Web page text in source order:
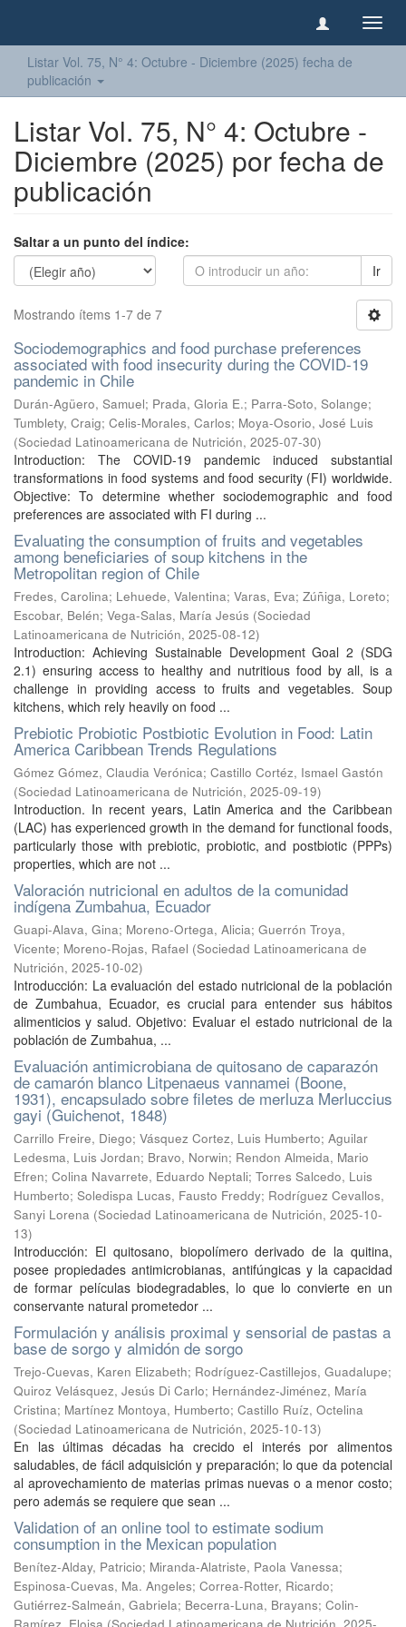
Listar Vol. 75, N° 4: Octubre - Diciembre (2025) fecha de
publicación
Listar Vol. 75, N° 4: Octubre -
Diciembre (2025) por fecha de
publicación
Saltar a un punto del índice:
Ir
Mostrando ítems 1-7 de 7
Sociodemographics and food purchase preferences
associated with food insecurity during the COVID-19
pandemic in Chile
Durán-Agüero, Samuel; Prada, Gloria E.; Parra-Soto, Solange;
Tumblety, Craig; Celis-Morales, Carlos; Moya-Osorio, José Luis
(Sociedad Latinoamericana de Nutrición, 2025-07-30)
Introduction: The COVID-19 pandemic induced substantial
transformations in food systems and food security (FI) worldwide.
Objective: To determine whether sociodemographic and food
preferences are associated with FI during ...
Evaluating the consumption of fruits and vegetables
among beneficiaries of soup kitchens in the
Metropolitan region of Chile
Fredes, Carolina; Lehuede, Valentina; Varas, Eva; Zúñiga, Loreto;
Escobar, Belén; Vega-Salas, María Jesús (Sociedad
Latinoamericana de Nutrición, 2025-08-12)
Introduction: Achieving Sustainable Development Goal 2 (SDG
2.1) ensuring access to healthy and nutritious food by all, is a
challenge in providing access to fruits and vegetables. Soup
kitchens, which rely heavily on food ...
Prebiotic Probiotic Postbiotic Evolution in Food: Latin
America Caribbean Trends Regulations
Gómez Gómez, Claudia Verónica; Castillo Cortéz, Ismael Gastón
(Sociedad Latinoamericana de Nutrición, 2025-09-19)
Introduction. In recent years, Latin America and the Caribbean
(LAC) has experienced growth in the demand for functional foods,
particularly those with prebiotic, probiotic, and postbiotic (PPPs)
properties, which are not ...
Valoración nutricional en adultos de la comunidad
indígena Zumbahua, Ecuador
Guapi-Alava, Gina; Moreno-Ortega, Alicia; Guerrón Troya,
Vicente; Moreno-Rojas, Rafael (Sociedad Latinoamericana de
Nutrición, 2025-10-02)
Introducción: La evaluación del estado nutricional de la población
de Zumbahua, Ecuador, es crucial para entender sus hábitos
alimenticios y salud. Objetivo: Evaluar el estado nutricional de la
población de Zumbahua, ...
Evaluación antimicrobiana de quitosano de caparazón
de camarón blanco Litpenaeus vannamei (Boone,
1931), encapsulado sobre filetes de merluza Merluccius
gayi (Guichenot, 1848)
Carrillo Freire, Diego; Vásquez Cortez, Luis Humberto; Aguilar
Ledesma, Luis Jordan; Bravo, Norwin; Rendon Almeida, Mario
Efren; Colina Navarrete, Eduardo Neptali; Torres Salcedo, Luis
Humberto; Soledispa Lucas, Fausto Freddy; Rodríguez Cevallos,
Sanyi Lorena (Sociedad Latinoamericana de Nutrición, 2025-10-
13)
Introducción: El quitosano, biopolímero derivado de la quitina,
posee propiedades antimicrobianas, antifúngicas y la capacidad
de formar películas biodegradables, lo que lo convierte en un
conservante natural prometedor ...
Formulación y análisis proximal y sensorial de pastas a
base de sorgo y almidón de sorgo
Trejo-Cuevas, Karen Elizabeth; Rodríguez-Castillejos, Guadalupe;
Quiroz Velásquez, Jesús Di Carlo; Hernández-Jiménez, María
Cristina; Martínez Montoya, Humberto; Castillo Ruíz, Octelina
(Sociedad Latinoamericana de Nutrición, 2025-10-13)
En las últimas décadas ha crecido el interés por alimentos
saludables, de fácil adquisición y preparación; lo que da potencial
al aprovechamiento de materias primas nuevas o a menor costo;
pero además se requiere que sean ...
Validation of an online tool to estimate sodium
consumption in the Mexican population
Benítez-Alday, Patricio; Miranda-Alatriste, Paola Vanessa;
Espinosa-Cuevas, Ma. Angeles; Correa-Rotter, Ricardo;
Gutiérrez-Salmeán, Gabriela; Becerra-Luna, Brayans; Colin-